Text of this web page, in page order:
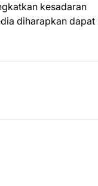
kesadaran
diharapkan dapat